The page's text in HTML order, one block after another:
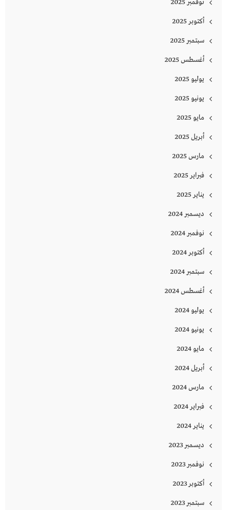
نوفمبر 2025
أكتوبر 2025
سبتمبر 2025
أغسطس 2025
يوليو 2025
يونيو 2025
مايو 2025
أبريل 2025
مارس 2025
فبراير 2025
يناير 2025
ديسمبر 2024
نوفمبر 2024
أكتوبر 2024
سبتمبر 2024
أغسطس 2024
يوليو 2024
يونيو 2024
مايو 2024
أبريل 2024
مارس 2024
فبراير 2024
يناير 2024
ديسمبر 2023
نوفمبر 2023
أكتوبر 2023
سبتمبر 2023